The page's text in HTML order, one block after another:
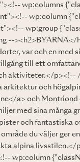
wp:columns
wp:column
wp:group
--
var och en med
till ett
aktiviteter.</p><!--
och
</a> och Montriond
med sina många
pister och
du väljer ger
alpina
wp:column